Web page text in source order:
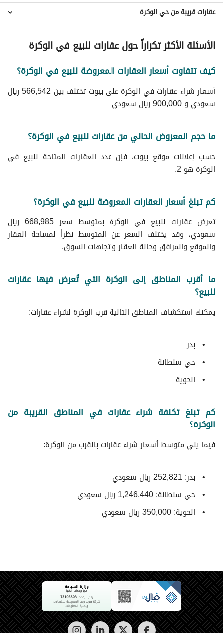
اراضي سكنية للبيع في حي الوكرة
عقارات حي بدر
عقارات حي الحوية
عقارات حي أوالة
عقارات حي المضباع
عقارات حي مثملة
عقارات حي الخضيرة
عقارات حي ريحة
عقارات قريبة من حي الوكرة
الأسئلة الأكثر تكراراً حول عقارات للبيع في الوكرة
كيف تتفاوت أسعار العقارات المعروضة للبيع في الوكرة؟
أسعار شراء عقارات في الوكرة على بيوت تختلف بين 566,542 ريال
سعودي و 900,000 ريال سعودي.
ما حجم المعروض الحالي من عقارات للبيع في الوكرة؟
حسب إعلانات موقع بيوت، فإن عدد العقارات المتاحة للبيع في
الوكرة هو 2.
كم تبلغ أسعار العقارات المعروضة للبيع في الوكرة؟
تعرض عقارات للبيع في الوكرة بمتوسط سعر 668,985 ريال
سعودي، وقد يختلف السعر عن المتوسط نظراً لمساحة العقار
والموقع والمرافق وحالة العقار واتجاهات السوق.
ما أقرب المناطق إلى الوكرة التي تُعرض فيها عقارات
للبيع؟
يمكنك استكشاف المناطق التالية قرب الوكرة لشراء عقارات:
بدر
حي سلطانة
الحوية
كم تبلغ تكلفة شراء عقارات في المناطق القريبة من
الوكرة؟
فيما يلي متوسط ​​أسعار شراء عقارات بالقرب من الوكرة:
بدر: 252,821 ريال سعودي
حي سلطانة: 1,246,440 ريال سعودي
الحوية: 350,000 ريال سعودي